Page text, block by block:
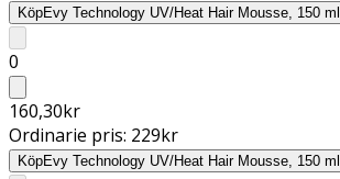
KöpEvy Technology UV/Heat Hair Mousse, 150 ml
0
160,30kr
Ordinarie pris: 229kr
KöpEvy Technology UV/Heat Hair Mousse, 150 ml